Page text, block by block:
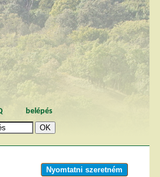
belépés
Nyomtatni szeretném